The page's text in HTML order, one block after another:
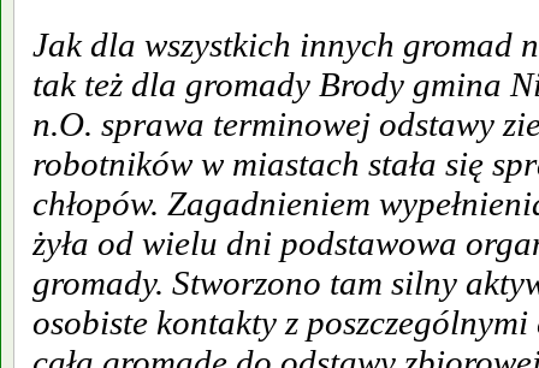
Jak dla wszystkich innych gromad
tak też dla gromady Brody gmina
n.O. sprawa terminowej odstawy
robotników w miastach stała się
chłopów. Zagadnieniem
żyła od wielu dni podstawowa
gromady. Stworzono tam silny
osobiste kontakty z